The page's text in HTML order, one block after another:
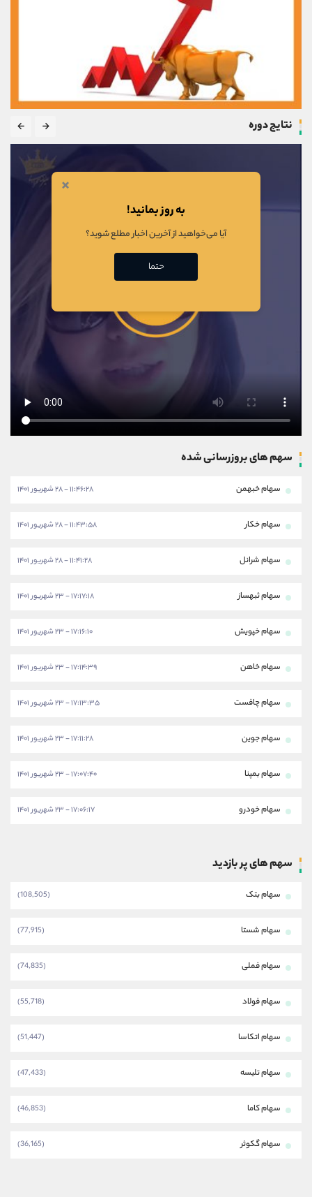
نتایج دوره
سهم های بروزرسانی شده
سهام خبهمن ۱۱:۴۶:۲۸ - ۲۸ شهریور ۱۴۰۱
سهام خکار ۱۱:۴۳:۵۸ - ۲۸ شهریور ۱۴۰۱
سهام شرانل ۱۱:۴۱:۲۸ - ۲۸ شهریور ۱۴۰۱
سهام ثبهساز ۱۷:۱۷:۱۸ - ۲۳ شهریور ۱۴۰۱
سهام خپویش ۱۷:۱۶:۱۰ - ۲۳ شهریور ۱۴۰۱
سهام خاهن ۱۷:۱۴:۳۹ - ۲۳ شهریور ۱۴۰۱
سهام چافست ۱۷:۱۳:۳۵ - ۲۳ شهریور ۱۴۰۱
سهام جوین ۱۷:۱۱:۲۸ - ۲۳ شهریور ۱۴۰۱
سهام بمپنا ۱۷:۰۷:۴۰ - ۲۳ شهریور ۱۴۰۱
سهام خودرو ۱۷:۰۶:۱۷ - ۲۳ شهریور ۱۴۰۱
سهم های پر بازدید
سهام بتک (108,505)
سهام شستا (77,915)
سهام فملی (74,835)
سهام فولاد (55,718)
سهام اتکاسا (51,447)
سهام تلیسه (47,433)
سهام کاما (46,853)
سهام گکوثر (36,165)
×
به روز بمانید!
آیا می‌خواهید از آخرین اخبار مطلع شوید؟
حتما